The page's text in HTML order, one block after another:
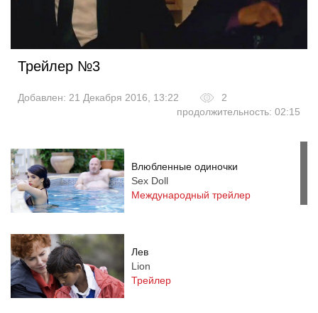
Трейлер №3
Добавлен: 21 Декабря 2016, 13:22
2
продолжительность: 02:15
Влюбленные одиночки
Sex Doll
Международный трейлер
Лев
Lion
Трейлер